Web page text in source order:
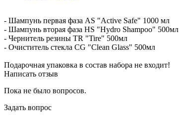
- Шампунь первая фаза AS "Active Safe" 1000 мл
- Шампунь вторая фаза HS "Hydro Shampoo" 500мл
- Чернитель резины TR "Tire" 500мл
- Очиститель стекла СG "Clean Glass" 500мл
Подарочная упаковка в состав набора не входит!
Написать отзыв
Пока не было вопросов.
Задать вопрос